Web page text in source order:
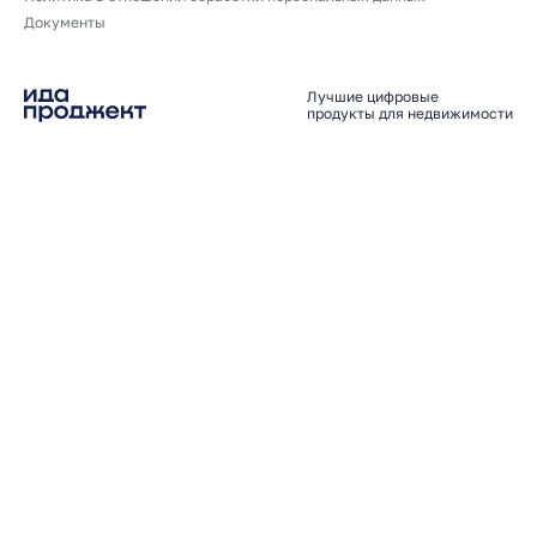
Документы
Лучшие цифровые
продукты для недвижимости